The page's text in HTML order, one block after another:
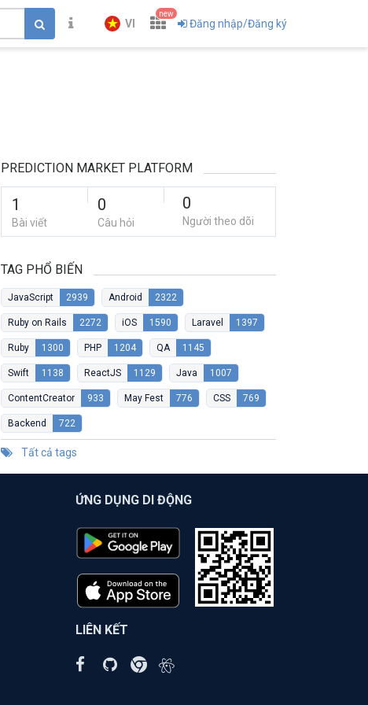
VI
new
Đăng nhập/Đăng ký
PREDICTION MARKET PLATFORM
1
Bài viết
0
Câu hỏi
0
Người theo dõi
TAG PHỔ BIẾN
JavaScript 2939 Android 2322
Ruby on Rails 2272 iOS 1590 Laravel 1397
Ruby 1300 PHP 1204 QA 1145
Swift 1138 ReactJS 1129 Java 1007
ContentCreator 933 May Fest 776 CSS 769
Backend 722
Tất cả tags
ỨNG DỤNG DI ĐỘNG
LIÊN KẾT